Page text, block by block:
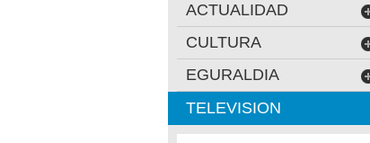
ACTUALIDAD
CULTURA
EGURALDIA
TELEVISION